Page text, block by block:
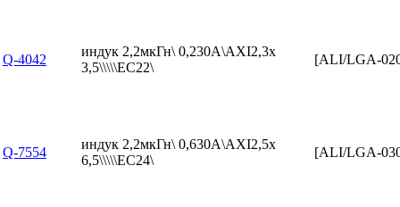
Q-4042
индук 2,2мкГн\ 0,230А\AXI2,3x
3,5\\\\\EC22\
[ALI/LGA-
Q-7554
индук 2,2мкГн\ 0,630А\AXI2,5x
6,5\\\\\EC24\
[ALI/LGA-